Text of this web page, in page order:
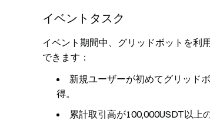
イベントタスク
イベント期間中、グリッドボットを利
できます：
新規ユーザーが初めてグリッド
得。
累計取引高が100,000USDT以上